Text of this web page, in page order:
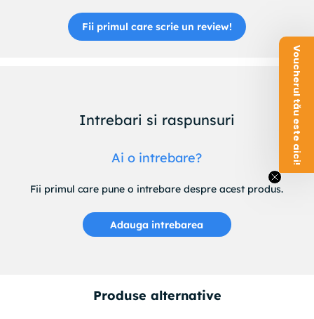
Fii primul care scrie un review!
Intrebari si raspunsuri
Ai o intrebare?
Fii primul care pune o intrebare despre acest produs.
Adauga intrebarea
Produse alternative
Voucherul tău este aici!